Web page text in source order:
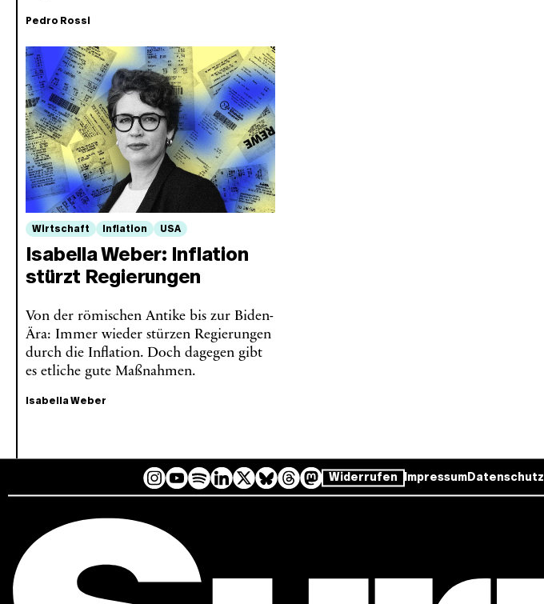
Pedro Rossi
Wirtschaft Inflation USA
Isabella Weber: Inflation
stürzt Regierungen
Von der römischen Antike bis zur Biden-
Ära: Immer wieder stürzen Regierungen
durch die Inflation. Doch dagegen gibt
es etliche gute Maßnahmen.
Isabella Weber
I
s
g
Y
T
b
S
i
f
L
d
B
k
T
M
d
Widerrufen ImpressumDatenschutz